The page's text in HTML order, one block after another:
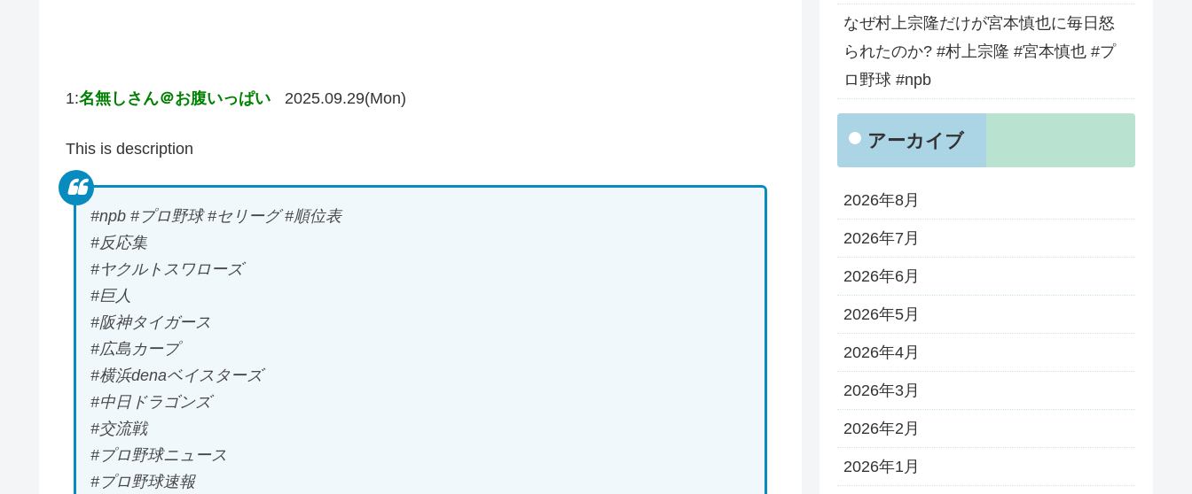
1:名無しさん＠お腹いっぱい 2025.09.29(Mon)
This is description
#npb #プロ野球 #セリーグ #順位表
#反応集
#ヤクルトスワローズ
#巨人
#阪神タイガース
#広島カープ
#横浜denaベイスターズ
#中日ドラゴンズ
#交流戦
#プロ野球ニュース
#プロ野球速報
なぜ村上宗隆だけが宮本慎也に毎日怒
られたのか? #村上宗隆 #宮本慎也 #プ
ロ野球 #npb
アーカイブ
2026年8月
2026年7月
2026年6月
2026年5月
2026年4月
2026年3月
2026年2月
2026年1月